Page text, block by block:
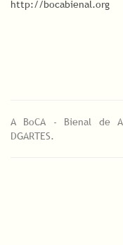
http://bocabienal.org
A BoCA - Bienal de
DGARTES.